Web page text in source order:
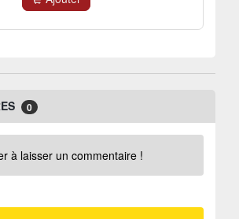
0
à laisser un commentaire !